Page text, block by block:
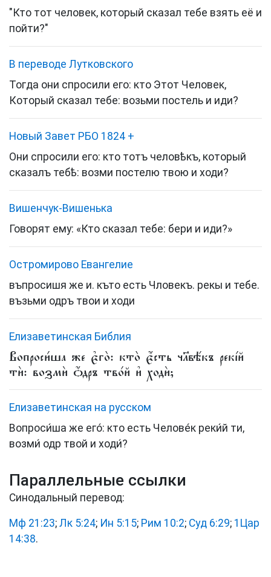
"Кто тот человек, который сказал тебе взять её и
пойти?"
В переводе Лутковского
Тогда они спросили его: кто Этот Человек,
Который сказал тебе: возьми постель и иди?
Новый Завет РБО 1824 +
Они спросили его: кто тотъ человѣкъ, который
сказалъ тебѣ: возми постелю твою и ходи?
Вишенчук-Вишенька
Говорят ему: «Кто сказал тебе: бери и иди?»
Остромирово Евангелие
въпросишя же и. къто есть Чловекъ. рекы и тебе.
възьми одръ твои и ходи
Елизаветинская Библия
Вопроси́ша же є҆го̀: кто̀ є҆́сть чл҃вѣ́къ рекі́й
тѝ: возмѝ ѻ҆́дръ тво́й и҆ ходѝ;
Елизаветинская на русском
Вопроси́ша же его́: кто есть Челове́к реки́й ти,
возми́ одр твой и ходи́?
Параллельные ссылки
Синодальный перевод:
Мф 21:23; Лк 5:24; Ин 5:15; Рим 10:2; Суд 6:29; 1Цар
14:38.